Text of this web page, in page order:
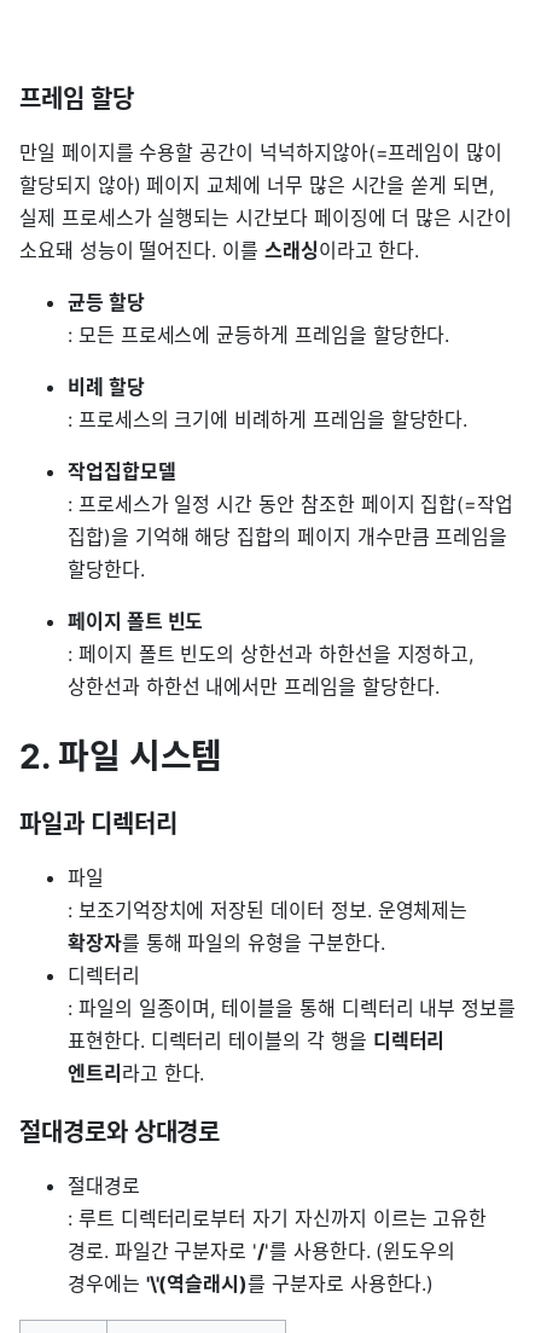
프레임 할당
만일 페이지를 수용할 공간이 넉넉하지않아(=프레임이 많이
할당되지 않아) 페이지 교체에 너무 많은 시간을 쏟게 되면,
실제 프로세스가 실행되는 시간보다 페이징에 더 많은 시간이
소요돼 성능이 떨어진다. 이를 스래싱이라고 한다.
균등 할당
: 모든 프로세스에 균등하게 프레임을 할당한다.
비례 할당
: 프로세스의 크기에 비례하게 프레임을 할당한다.
작업집합모델
: 프로세스가 일정 시간 동안 참조한 페이지 집합(=작업
집합)을 기억해 해당 집합의 페이지 개수만큼 프레임을
할당한다.
페이지 폴트 빈도
: 페이지 폴트 빈도의 상한선과 하한선을 지정하고,
상한선과 하한선 내에서만 프레임을 할당한다.
2. 파일 시스템
파일과 디렉터리
파일
: 보조기억장치에 저장된 데이터 정보. 운영체제는
확장자를 통해 파일의 유형을 구분한다.
디렉터리
: 파일의 일종이며, 테이블을 통해 디렉터리 내부 정보를
표현한다. 디렉터리 테이블의 각 행을 디렉터리
엔트리 라고 한다.
절대경로와 상대경로
절대경로
: 루트 디렉터리로부터 자기 자신까지 이르는 고유한
경로. 파일간 구분자로 '/'를 사용한다. (윈도우의
경우에는 '\'(역슬래시)를 구분자로 사용한다.)